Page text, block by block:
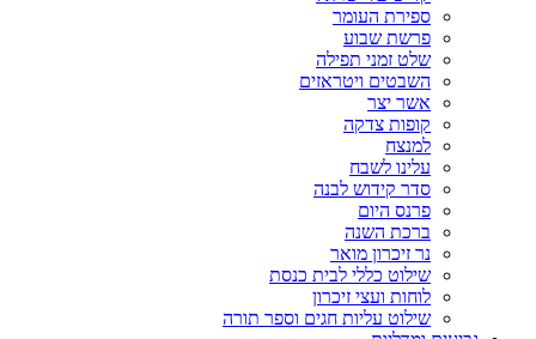
ספירת העומר
פרשת שבוע
שלט זמני תפילה
השבטים ויטראזים
אשר יצר
קופות צדקה
למנצח
עלינו לשבח
סדר קידוש לבנה
פרנס היום
ברכת השנה
נר זיכרון מואר
שילוט כללי לבית כנסת
לוחות ועצי זיכרון
שילוט עליות חגים וספר תורה